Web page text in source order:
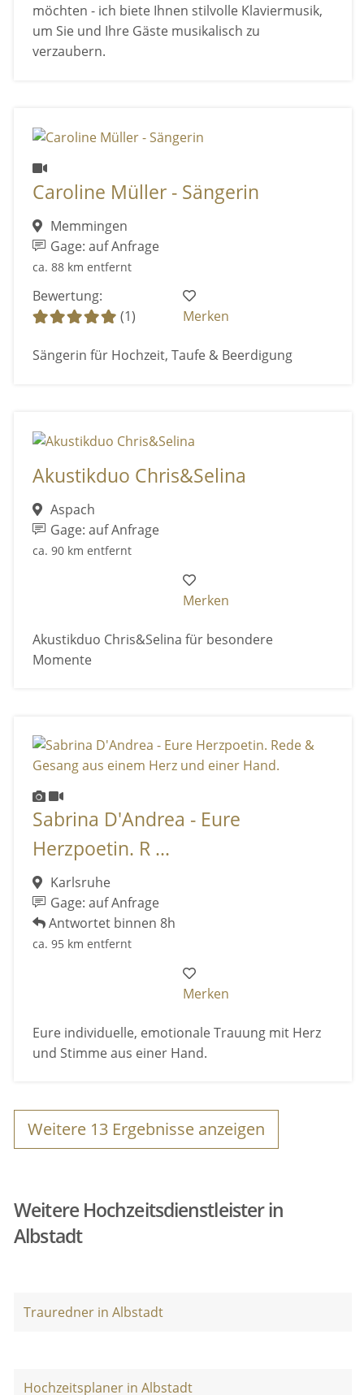
möchten - ich biete Ihnen stilvolle Klaviermusik,
um Sie und Ihre Gäste musikalisch zu
verzaubern.
Caroline Müller - Sängerin
Memmingen
Gage: auf Anfrage
ca. 88 km entfernt
Bewertung:
(1)
Merken
Sängerin für Hochzeit, Taufe & Beerdigung
Akustikduo Chris&Selina
Aspach
Gage: auf Anfrage
ca. 90 km entfernt
Merken
Akustikduo Chris&Selina für besondere
Momente
Sabrina D'Andrea - Eure
Herzpoetin. R ...
Karlsruhe
Gage: auf Anfrage
Antwortet binnen 8h
ca. 95 km entfernt
Merken
Eure individuelle, emotionale Trauung mit Herz
und Stimme aus einer Hand.
Weitere 13 Ergebnisse anzeigen
Weitere Hochzeitsdienstleister in
Albstadt
Trauredner in Albstadt
Hochzeitsplaner in Albstadt